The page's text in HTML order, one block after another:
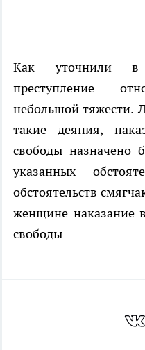
Как уточнили в
преступление
небольшой тяжести.
такие деяния,
свободы назначено
указанных
обстоятельств
женщине наказание
свободы